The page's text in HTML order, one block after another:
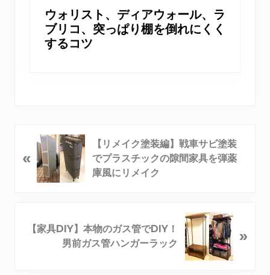
ウォリスト、ディアウォール、ラ
ブリコ、突っぱり棚を倒れにくく
するコツ
«
【リメイク塗装編】戦車サビ塗装
でプラスチックの隙間家具を弾薬
庫風にリメイク
【家具DIY】本物のガス管でDIY！
男前ガス管ハンガーラック
»